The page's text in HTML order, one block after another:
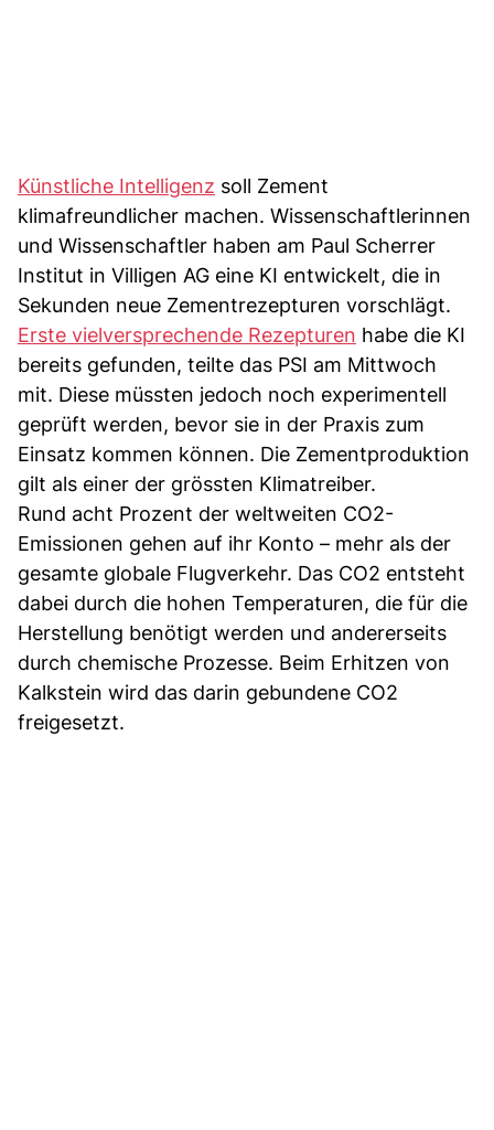
Künstliche Intelligenz soll Zement
klimafreundlicher machen. Wissenschaftlerinnen
und Wissenschaftler haben am Paul Scherrer
Institut in Villigen AG eine KI entwickelt, die in
Sekunden neue Zementrezepturen vorschlägt.
Erste vielversprechende Rezepturen habe die KI
bereits gefunden, teilte das PSI am Mittwoch
mit. Diese müssten jedoch noch experimentell
geprüft werden, bevor sie in der Praxis zum
Einsatz kommen können. Die Zementproduktion
gilt als einer der grössten Klimatreiber.
Rund acht Prozent der weltweiten CO2-
Emissionen gehen auf ihr Konto – mehr als der
gesamte globale Flugverkehr. Das CO2 entsteht
dabei durch die hohen Temperaturen, die für die
Herstellung benötigt werden und andererseits
durch chemische Prozesse. Beim Erhitzen von
Kalkstein wird das darin gebundene CO2
freigesetzt.